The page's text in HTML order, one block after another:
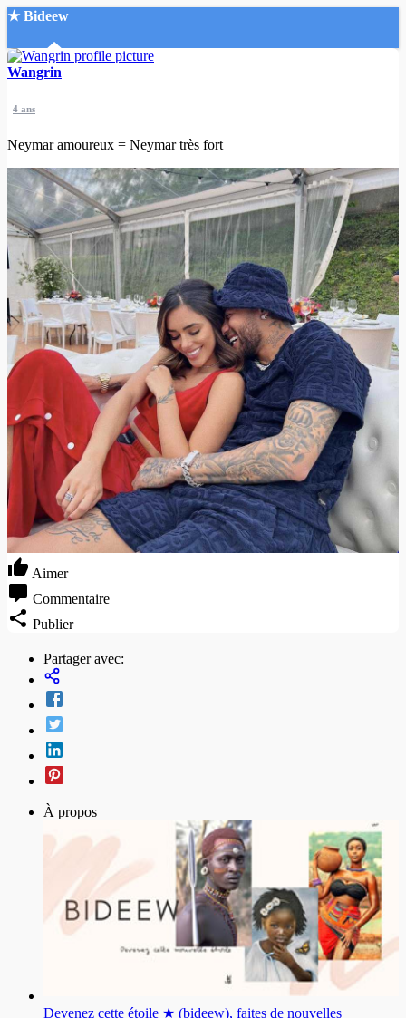
★ Bideew
Accueil
Recherche Avancée
Mon compte
Connexion
Créer un compte
Mode nuit
Wangrin
4 ans
Neymar amoureux = Neymar très fort
Aimer
Commentaire
Publier
Partager avec:
À propos
Devenez cette étoile ★ (bideew), faites de nouvelles